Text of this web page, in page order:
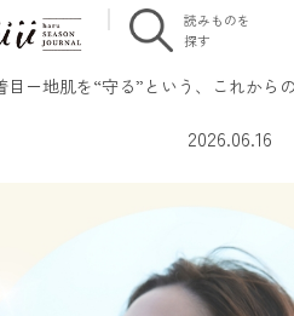
読みものを
探す
目－地肌を“守る”という、これから
2026.06.16